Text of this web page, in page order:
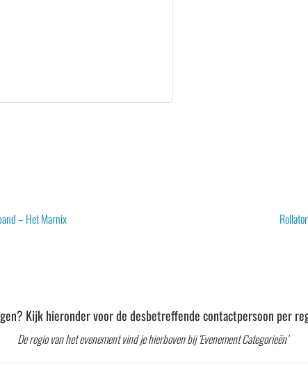
– Het Marnix
Kijk hieronder voor de desbetreffende contactpersoon per
De regio van het evenement vind je hierboven bij ‘Evenement Categorieën’